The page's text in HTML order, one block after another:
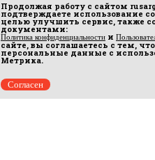
Продолжая работу с сайтом
подтверждаете использование
целью улучшить сервис, также
документами:
Политика конфиденциальности и
сайте, вы соглашаетесь с тем,
персональные данные с
Метрика.
Согласен